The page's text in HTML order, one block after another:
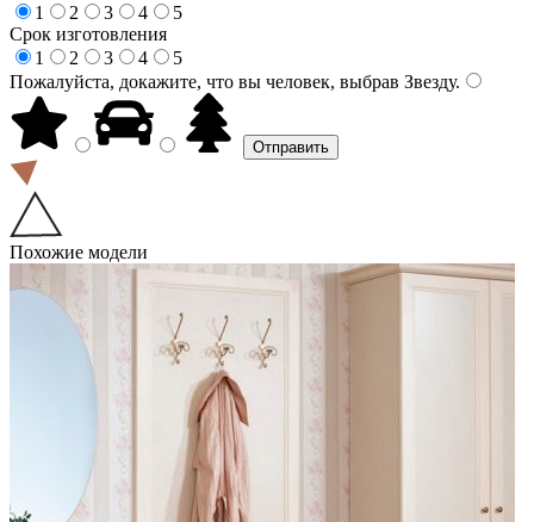
1
2 3 4
5
Срок изготовления
1
2 3 4
5
Пожалуйста, докажите, что вы человек, выбрав Звезду.
Похожие модели